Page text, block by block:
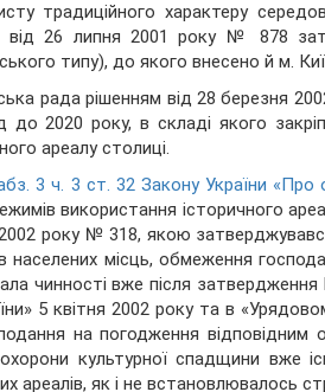
традиційного характеру
від 26 липня 2001 року № 878
типу), до якого внесено й м.
рада рішенням від 28 березня
2020 року, в складі якого
ареалу столиці.
3 ч. 3 ст. 32 Закону України «Про
використання історичного
року № 318, якою
населених місць, обмеження
чинності вже після
5 квітня 2002 року та в
на погодження відповідним
культурної спадщини вже
як і не встановлювалось